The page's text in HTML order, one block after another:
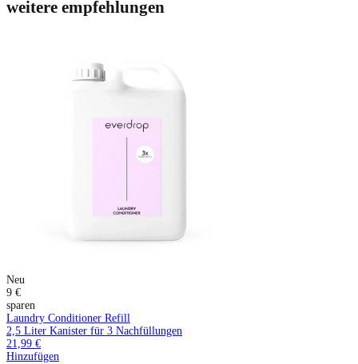
weitere empfehlungen
Neu
9 €
sparen
Laundry Conditioner Refill
2,5 Liter Kanister für 3 Nachfüllungen
21,99 €
Hinzufügen